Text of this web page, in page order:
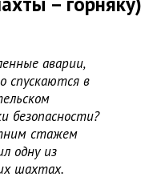
аварии,
спускаются в
безопасности?
стажем
одну из
шахтах.